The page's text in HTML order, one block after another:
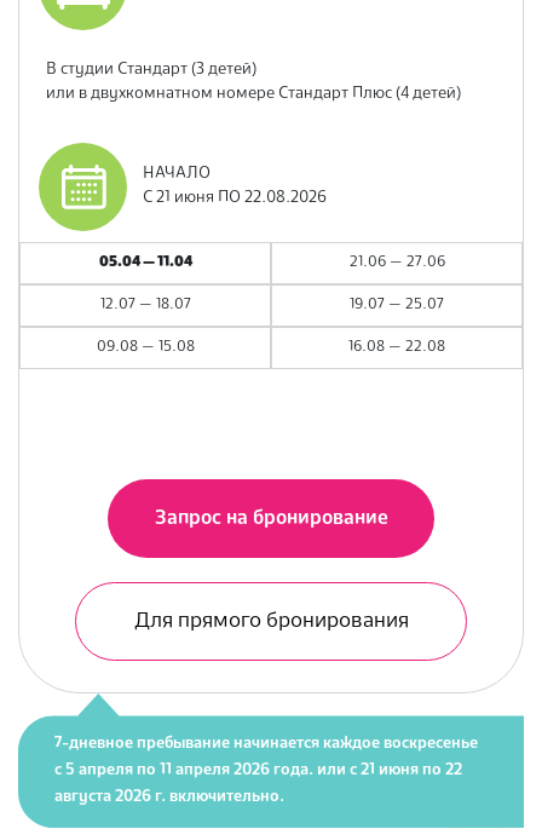
В студии Стандарт (3 детей)
или в двухкомнатном номере Стандарт Плюс (4 детей)
НАЧАЛО
С 21 июня ПО 22.08.2026
05.04 — 11.04 21.06 — 27.06
12.07 — 18.07 19.07 — 25.07
09.08 — 15.08 16.08 — 22.08
Запрос на бронирование
Для прямого бронирования
7-дневное пребывание начинается каждое воскресенье
с 5 апреля по 11 апреля 2026 года. или с 21 июня по 22
августа 2026 г. включительно.